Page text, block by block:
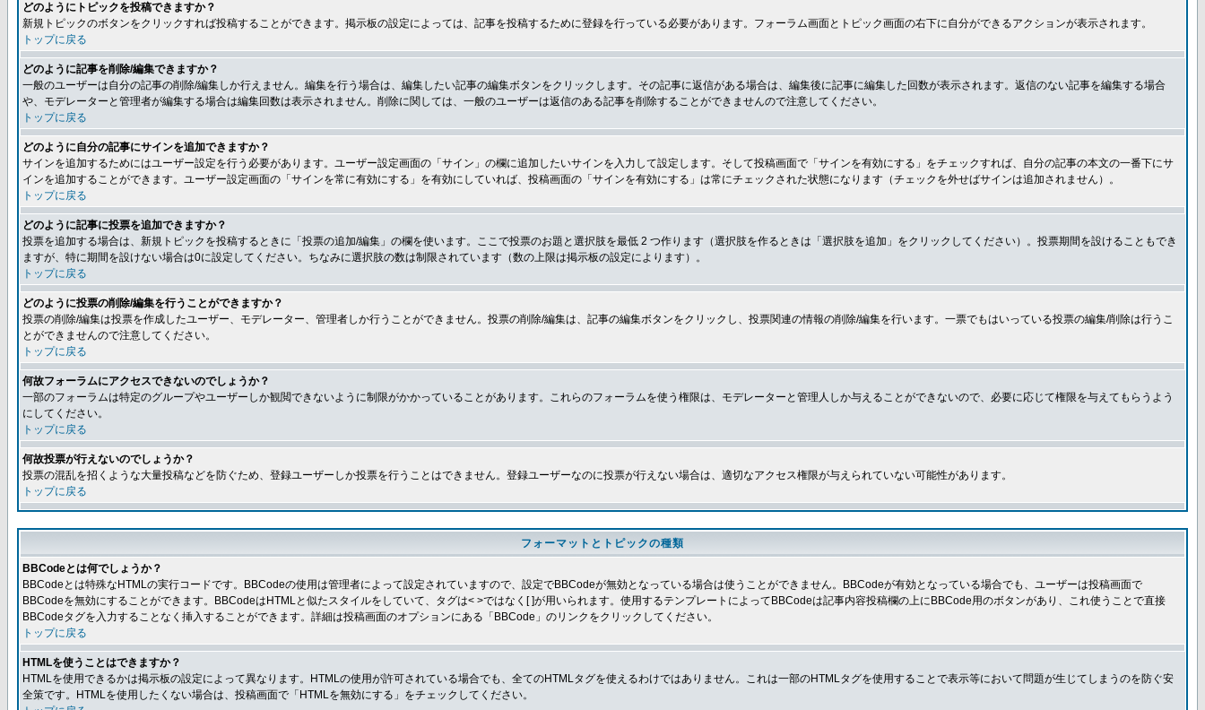
どのようにトピックを投稿できますか？
新規トピックのボタンをクリックすれば投稿することができます。掲示板の設定によっては、記事を投稿するために登録を行っている必要があります。フォーラム画面とトピック画面の右下に自分ができるアクションが表示されます。
トップに戻る
どのように記事を削除/編集できますか？
一般のユーザーは自分の記事の削除/編集しか行えません。編集を行う場合は、編集したい記事の編集ボタンをクリックします。その記事に返信がある場合は、編集後に記事に編集した回数が表示されます。返信のない記事を編集する場合
や、モデレーターと管理者が編集する場合は編集回数は表示されません。削除に関しては、一般のユーザーは返信のある記事を削除することができませんので注意してください。
トップに戻る
どのように自分の記事にサインを追加できますか？
サインを追加するためにはユーザー設定を行う必要があります。ユーザー設定画面の「サイン」の欄に追加したいサインを入力して設定します。そして投稿画面で「サインを有効にする」をチェックすれば、自分の記事の本文の一番下にサ
インを追加することができます。ユーザー設定画面の「サインを常に有効にする」を有効にしていれば、投稿画面の「サインを有効にする」は常にチェックされた状態になります（チェックを外せばサインは追加されません）。
トップに戻る
どのように記事に投票を追加できますか？
投票を追加する場合は、新規トピックを投稿するときに「投票の追加/編集」の欄を使います。ここで投票のお題と選択肢を最低 2 つ作ります（選択肢を作るときは「選択肢を追加」をクリックしてください）。投票期間を設けることもでき
ますが、特に期間を設けない場合は0に設定してください。ちなみに選択肢の数は制限されています（数の上限は掲示板の設定によります）。
トップに戻る
どのように投票の削除/編集を行うことができますか？
投票の削除/編集は投票を作成したユーザー、モデレーター、管理者しか行うことができません。投票の削除/編集は、記事の編集ボタンをクリックし、投票関連の情報の削除/編集を行います。一票でもはいっている投票の編集/削除は行うこ
とができませんので注意してください。
トップに戻る
何故フォーラムにアクセスできないのでしょうか？
一部のフォーラムは特定のグループやユーザーしか観閲できないように制限がかかっていることがあります。これらのフォーラムを使う権限は、モデレーターと管理人しか与えることができないので、必要に応じて権限を与えてもらうよう
にしてください。
トップに戻る
何故投票が行えないのでしょうか？
投票の混乱を招くような大量投稿などを防ぐため、登録ユーザーしか投票を行うことはできません。登録ユーザーなのに投票が行えない場合は、適切なアクセス権限が与えられていない可能性があります。
トップに戻る
フォーマットとトピックの種類
BBCodeとは何でしょうか？
BBCodeとは特殊なHTMLの実行コードです。BBCodeの使用は管理者によって設定されていますので、設定でBBCodeが無効となっている場合は使うことができません。BBCodeが有効となっている場合でも、ユーザーは投稿画面で
BBCodeを無効にすることができます。BBCodeはHTMLと似たスタイルをしていて、タグは< >ではなく[ ]が用いられます。使用するテンプレートによってBBCodeは記事内容投稿欄の上にBBCode用のボタンがあり、これ使うことで直接
BBCodeタグを入力することなく挿入することができます。詳細は投稿画面のオプションにある「BBCode」のリンクをクリックしてください。
トップに戻る
HTMLを使うことはできますか？
HTMLを使用できるかは掲示板の設定によって異なります。HTMLの使用が許可されている場合でも、全てのHTMLタグを使えるわけではありません。これは一部のHTMLタグを使用することで表示等において問題が生じてしまうのを防ぐ安
全策です。HTMLを使用したくない場合は、投稿画面で「HTMLを無効にする」をチェックしてください。